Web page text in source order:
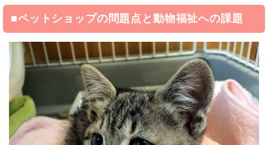
■ペットショップの問題点と動物福祉への課題